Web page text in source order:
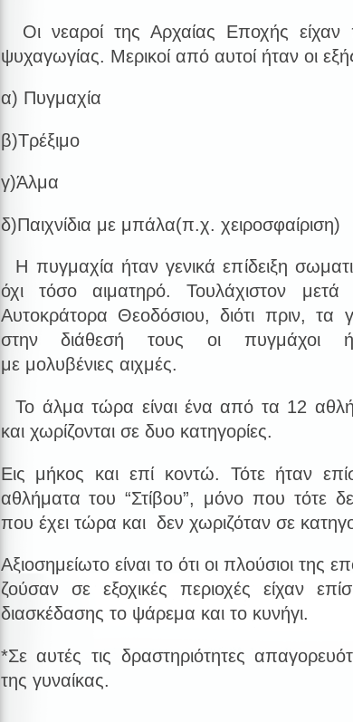
Οι νεαροί της Αρχαίας Εποχής είχαν
ψυχαγωγίας. Μερικοί από αυτοί ήταν οι
α) Πυγμαχία
β)Τρέξιμο
γ)Άλμα
δ)Παιχνίδια με μπάλα(π.χ. χειροσφαίριση)
Η πυγμαχία ήταν γενικά επίδειξη
όχι τόσο αιματηρό. Τουλάχιστον
Αυτοκράτορα Θεοδόσιου, διότι πριν, τα
στην διάθεσή τους οι πυγμάχοι
με μολυβένιες αιχμές.
Το άλμα τώρα είναι ένα από τα 12
και χωρίζονται σε δυο κατηγορίες.
Εις μήκος και επί κοντώ. Τότε ήταν
αθλήματα του “Στίβου”, μόνο που τότε
που έχει τώρα και δεν χωριζόταν σε
Αξιοσημείωτο είναι το ότι οι πλούσιοι της
ζούσαν σε εξοχικές περιοχές είχαν
διασκέδασης το ψάρεμα και το κυνήγι.
*Σε αυτές τις δραστηριότητες
της γυναίκας.